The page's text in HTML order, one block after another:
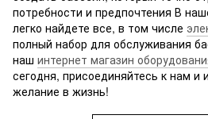
потребности и предпочтения В
легко найдете все, в том числе
полный набор для обслуживания
наш интернет магазин
сегодня, присоединяйтесь к нам и
желание в жизнь!